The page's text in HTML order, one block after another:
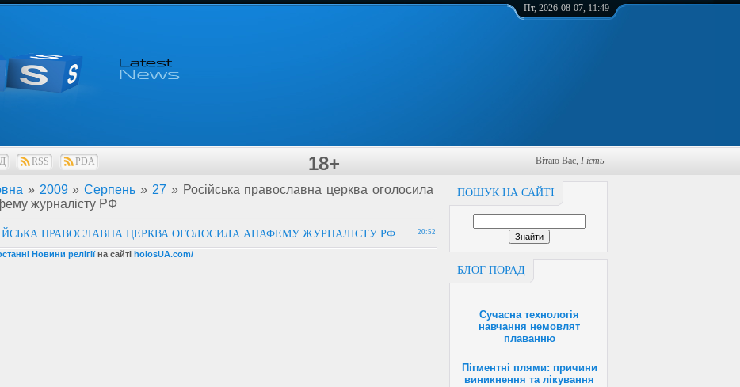
Пт, 2026-08-07, 11:49
RSS PDA 18+ Вітаю Вас, Гість
ПОШУК НА САЙТІ
БЛОГ ПОРАД
Сучасна технологія
навчання немовлят
плаванню
Пігментні плями: причини
виникнення та лікування
» 2009 » Серпень » 27 » Російська православна церква оголосила
журналісту РФ
20:52
ПРАВОСЛАВНА ЦЕРКВА ОГОЛОСИЛА АНАФЕМУ ЖУРНАЛІСТУ РФ
Новини релігіїна сайті holosUA.com/